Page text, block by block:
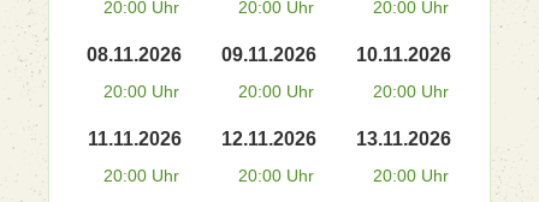
20:00 Uhr 20:00 Uhr 20:00 Uhr
08.11.2026
20:00 Uhr
09.11.2026
20:00 Uhr
10.11.2026
20:00 Uhr
11.11.2026
20:00 Uhr
12.11.2026
20:00 Uhr
13.11.2026
20:00 Uhr